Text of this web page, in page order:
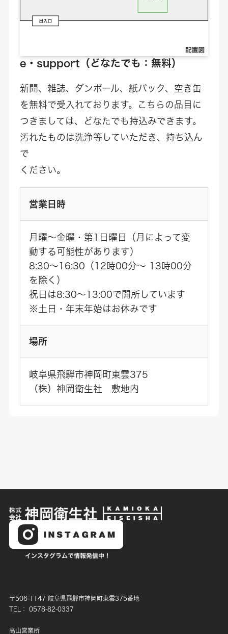
e・support（どなたでも：無料）
新聞、雑誌、ダンボール、紙パック、空き缶
を無料で受入れております。こちらの品目に
つきましては、どなたでも持込みできます。
汚れたものは洗浄等していただき、持ち込ん
で
ください。
営業日時
月曜～金曜・第1日曜日（月によって変
動する可能性があります）
8:30～16:30（12時00分～ 13時00分
を除く）
祝日は8:30～13:00で開所しています
※土日・年末年始はお休みです
場所
岐阜県飛騨市神岡町東雲375
（株）神岡衛生社 敷地内
〒506-1147 岐阜県飛騨市神岡町東雲375番地
TEL： 0578-82-0337
高山営業所